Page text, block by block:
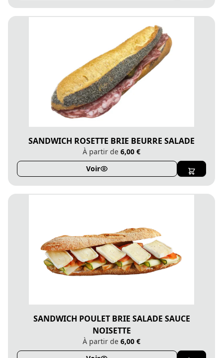
SANDWICH ROSETTE BRIE BEURRE SALADE
À partir de 6,00 €
Voir
SANDWICH POULET BRIE SALADE SAUCE
NOISETTE
À partir de 6,00 €